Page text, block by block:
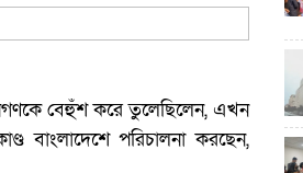
বেহুঁশ করে তুলেছিলেন, এখন
বাংলাদেশে পরিচালনা করছেন,